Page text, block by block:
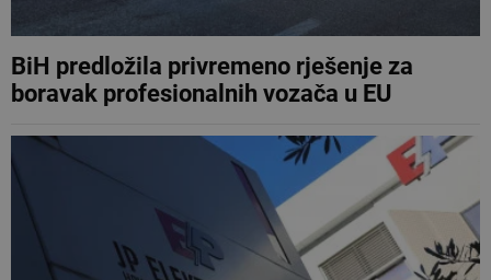
BiH predložila privremeno rješenje za
boravak profesionalnih vozača u EU